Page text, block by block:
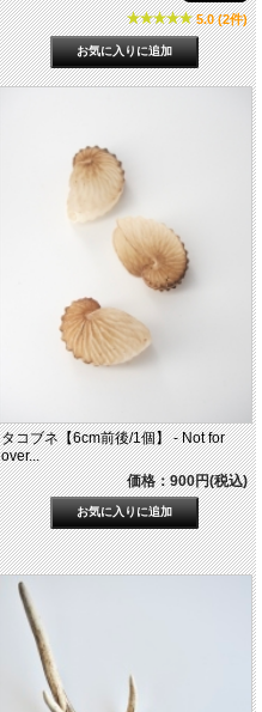
5.0 (2件)
タコブネ【6cm前後/1個】 - Not for
over...
価格：900円(税込)